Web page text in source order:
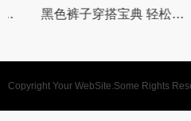
黑色裤子穿搭宝典 轻松解锁万能搭配公式
Copyright Your WebSite.Some Rights